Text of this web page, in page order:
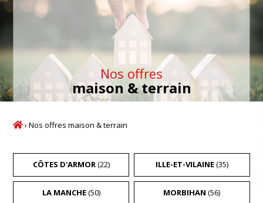
Nos offres
maison & terrain
›Nos offres maison & terrain
CÔTES D'ARMOR(22) ILLE-ET-VILAINE(35)
LA MANCHE(50) MORBIHAN (56)